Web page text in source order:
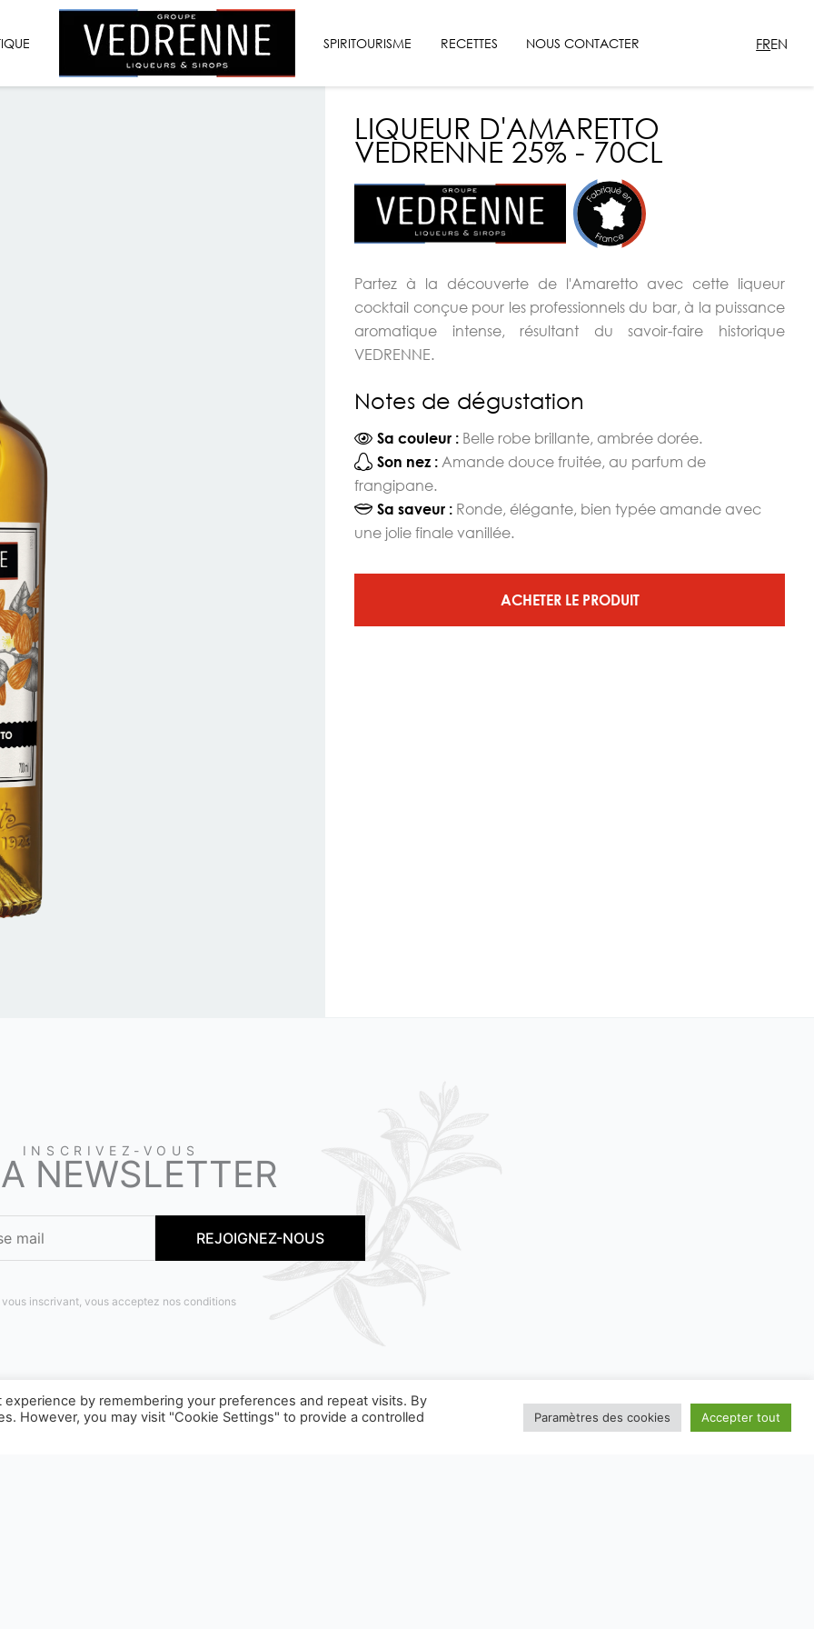
LIQUEURS
SIROPS
SPIRITOURISME RECETTES NOUS CONTACTER FREN
LIQUEUR D'AMARETTO
VEDRENNE 25% - 70CL
Partez à la découverte de l'Amaretto avec cette liqueur
cocktail conçue pour les professionnels du bar, à la puissance
aromatique intense, résultant du savoir-faire historique
VEDRENNE.
Notes de dégustation
Sa couleur : Belle robe brillante, ambrée dorée.
Son nez : Amande douce fruitée, au parfum de
frangipane.
Sa saveur : Ronde, élégante, bien typée amande avec
une jolie finale vanillée.
ACHETER LE PRODUIT
INSCRIVEZ-VOUS
NEWSLETTER
vous inscrivant, vous acceptez nos conditions
by remembering your preferences and repeat visits. By
However, you may visit "Cookie Settings" to provide a controlled
Paramètres des cookies Accepter tout